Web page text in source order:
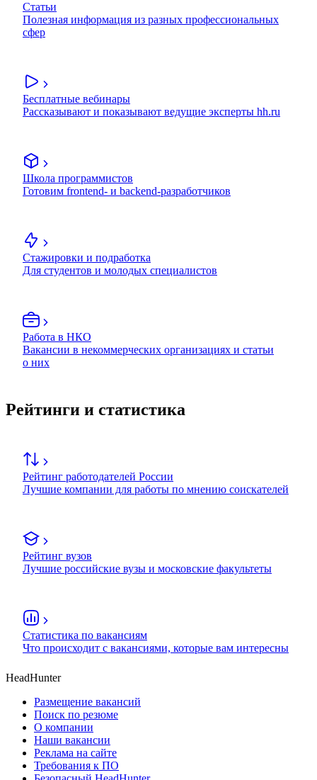
Статьи
Полезная информация из разных профессиональных
сфер
Бесплатные вебинары
Рассказывают и показывают ведущие эксперты hh.ru
Школа программистов
Готовим frontend- и backend-разработчиков
Стажировки и подработка
Для студентов и молодых специалистов
Работа в НКО
Вакансии в некоммерческих организациях и статьи
о них
Рейтинги и статистика
Рейтинг работодателей России
Лучшие компании для работы по мнению соискателей
Рейтинг вузов
Лучшие российские вузы и московские факультеты
Статистика по вакансиям
Что происходит с вакансиями, которые вам интересны
HeadHunter
Размещение вакансий
Поиск по резюме
О компании
Наши вакансии
Реклама на сайте
Требования к ПО